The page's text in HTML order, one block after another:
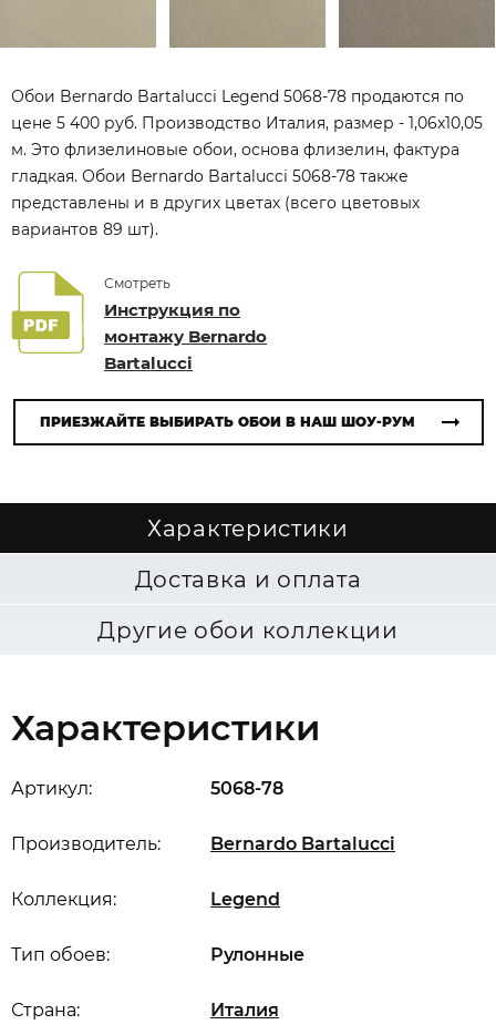
Обои Bernardo Bartalucci Legend 5068-78 продаются по
цене 5 400 руб. Производство Италия, размер - 1,06x10,05
м. Это флизелиновые обои, основа флизелин, фактура
гладкая. Обои Bernardo Bartalucci 5068-78 также
представлены и в других цветах (всего цветовых
вариантов 89 шт).
Смотреть
Инструкция по
монтажу Bernardo
Bartalucci
ПРИЕЗЖАЙТЕ ВЫБИРАТЬ ОБОИ В НАШ ШОУ-РУМ
Характеристики
Доставка и оплата
Другие обои коллекции
Характеристики
Артикул: 5068-78
Производитель: Bernardo Bartalucci
Коллекция: Legend
Страна: Италия
Тип обоев: Рулонные